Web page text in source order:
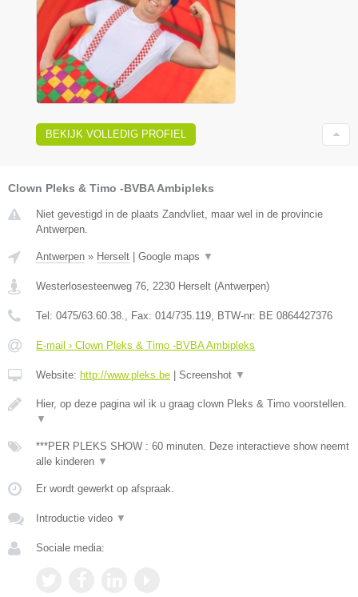
BEKIJK VOLLEDIG PROFIEL
Clown Pleks & Timo -BVBA Ambipleks
Niet gevestigd in de plaats Zandvliet, maar wel in de provincie
Antwerpen.
Antwerpen » Herselt | Google maps ▼
Westerlosesteenweg 76 2230 Herselt (Antwerpen)
Tel: 0475/63.60.38. , Fax: 014/735.119 , BTW-nr: BE 0864427376
E-mail › Clown Pleks & Timo -BVBA Ambipleks
Website: http://www.pleks.be | Screenshot ▼
Hier, op deze pagina wil ik u graag clown Pleks & Timo voorstellen.
▼
***PER PLEKS SHOW : 60 minuten. Deze interactieve show neemt
alle kinderen ▼
Er wordt gewerkt op afspraak.
Introductie video ▼
Sociale media: